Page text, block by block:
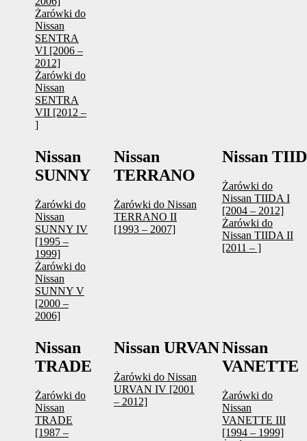
Żarówki do
Nissan
SENTRA
VI [2006 –
2012]
Żarówki do
Nissan
SENTRA
VII [2012 –
]
Nissan
SUNNY
Żarówki do
Nissan
SUNNY IV
[1995 –
1999]
Żarówki do
Nissan
SUNNY V
[2000 –
2006]
Nissan
TERRANO
Żarówki do Nissan
TERRANO II
[1993 – 2007]
Nissan
Żarówki do
Nissan TIIDA I
[2004 – 2012]
Żarówki do
Nissan TIIDA II
[2011 – ]
Nissan
TRADE
Żarówki do
Nissan
TRADE
[1987 –
Nissan URVAN
Żarówki do Nissan
URVAN IV [2001
– 2012]
Nissan
VANETTE
Żarówki do
Nissan
VANETTE III
[1994 – 1999]